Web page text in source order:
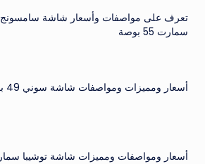
تعرف على مواصفات وأسعار شاشة سامسونج
سمارت 55 بوصة
أسعار ومميزات ومواصفات شاشة سوني 49 بوصة